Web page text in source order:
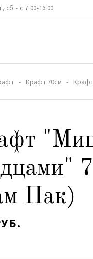
сб - с 7:00-16:00
Крафт 70см
Пак)